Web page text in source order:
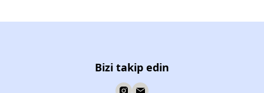
Bizi takip edin